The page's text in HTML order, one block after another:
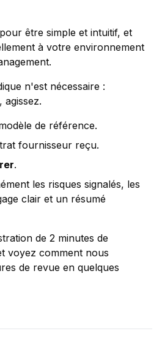
être simple et intuitif, et
à votre environnement
n'est nécessaire :
agissez.
de référence.
fournisseur reçu.
.
les risques signalés, les
clair et un résumé
de 2 minutes de
voyez comment nous
de revue en quelques